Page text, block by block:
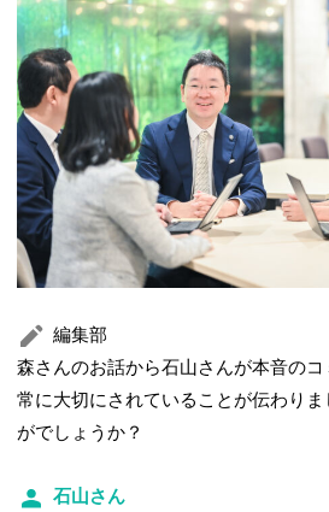
編集部
森さんのお話から石山さんが本音の
常に大切にされていることが伝わり
がでしょうか？
石山さん